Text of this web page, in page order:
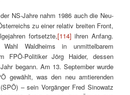
NS-Jahre nahm 1986 auch die Neu-
zu einer relativ breiten Front,
fortsetzte,[114] ihren Anfang.
Waldheims in unmittelbarem
FPÖ-Politiker Jörg Haider, dessen
begann. Am 13. September wurde
gewählt, was den neu amtierenden
– sein Vorgänger Fred Sinowatz